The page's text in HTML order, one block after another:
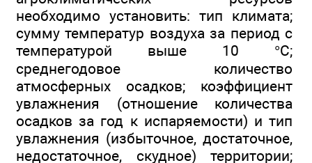
необходимо установить: тип климата;
сумму температур воздуха за период с
температурой выше 10 °С;
среднегодовое количество
атмосферных осадков; коэффициент
увлажнения (отношение количества
осадков за год к испаряемости) и тип
увлажнения (избыточное, достаточное,
недостаточное, скудное) территории;